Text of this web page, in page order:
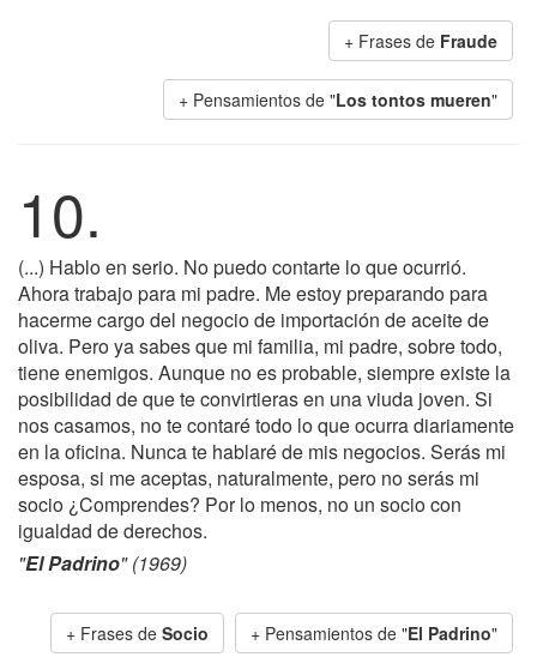
+ Frases de Fraude
+ Pensamientos de "Los tontos mueren"
10.
(...) Hablo en serio. No puedo contarte lo que ocurrió.
Ahora trabajo para mi padre. Me estoy preparando para
hacerme cargo del negocio de importación de aceite de
oliva. Pero ya sabes que mi familia, mi padre, sobre todo,
tiene enemigos. Aunque no es probable, siempre existe la
posibilidad de que te convirtieras en una viuda joven. Si
nos casamos, no te contaré todo lo que ocurra diariamente
en la oficina. Nunca te hablaré de mis negocios. Serás mi
esposa, si me aceptas, naturalmente, pero no serás mi
socio ¿Comprendes? Por lo menos, no un socio con
igualdad de derechos.
"El Padrino" (1969)
+ Frases de Socio + Pensamientos de "El Padrino"